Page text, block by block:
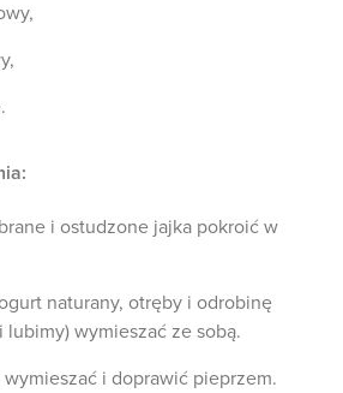
i ostudzone jajka pokroić w
naturany, otręby i odrobinę
lubimy) wymieszać ze sobą.
wymieszać i doprawić pieprzem.